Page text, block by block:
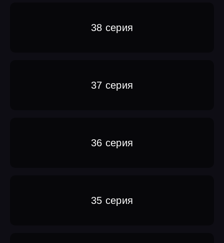
38 серия
37 серия
36 серия
35 серия